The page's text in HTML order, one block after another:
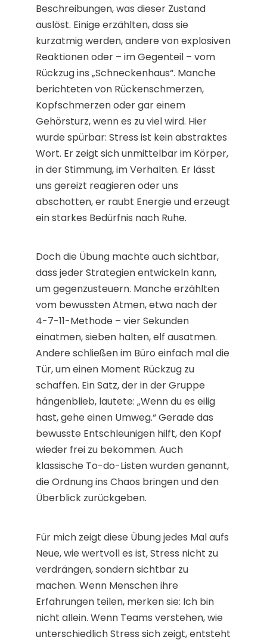
Beschreibungen, was dieser Zustand
auslöst. Einige erzählten, dass sie
kurzatmig werden, andere von explosiven
Reaktionen oder – im Gegenteil – vom
Rückzug ins „Schneckenhaus“. Manche
berichteten von Rückenschmerzen,
Kopfschmerzen oder gar einem
Gehörsturz, wenn es zu viel wird. Hier
wurde spürbar: Stress ist kein abstraktes
Wort. Er zeigt sich unmittelbar im Körper,
in der Stimmung, im Verhalten. Er lässt
uns gereizt reagieren oder uns
abschotten, er raubt Energie und erzeugt
ein starkes Bedürfnis nach Ruhe.
Doch die Übung machte auch sichtbar,
dass jeder Strategien entwickeln kann,
um gegenzusteuern. Manche erzählten
vom bewussten Atmen, etwa nach der
4-7-11-Methode – vier Sekunden
einatmen, sieben halten, elf ausatmen.
Andere schließen im Büro einfach mal die
Tür, um einen Moment Rückzug zu
schaffen. Ein Satz, der in der Gruppe
hängenblieb, lautete: „Wenn du es eilig
hast, gehe einen Umweg.“ Gerade das
bewusste Entschleunigen hilft, den Kopf
wieder frei zu bekommen. Auch
klassische To-do-Listen wurden genannt,
die Ordnung ins Chaos bringen und den
Überblick zurückgeben.
Für mich zeigt diese Übung jedes Mal aufs
Neue, wie wertvoll es ist, Stress nicht zu
verdrängen, sondern sichtbar zu
machen. Wenn Menschen ihre
Erfahrungen teilen, merken sie: Ich bin
nicht allein. Wenn Teams verstehen, wie
unterschiedlich Stress sich zeigt, entsteht